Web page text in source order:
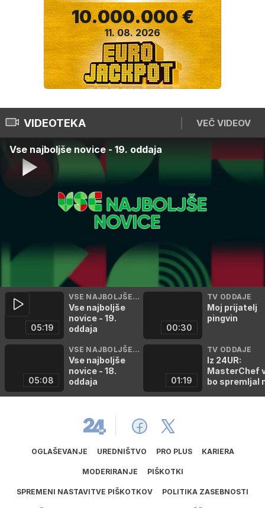
10.000.000 €
11. 08. 2026
VIDEOTEKA VEČ VIDEOV
Vse najboljše novice - 19. oddaja
05:19
VSE NAJBOLJŠE N
OVICE
Vse najboljše
novice - 19.
oddaja
05:08
VSE NAJBOLJŠE N
OVICE
Vse najboljše
novice - 18.
oddaja
00:30
TV ODDAJE
Moj prijatelj
pingvin
01:19
TV ODDAJE
Iz 24UR:
MasterChef
bo spremljal
OGLAŠEVANJE UREDNIŠTVO PRO PLUS KARIERA
MODERIRANJE PIŠKOTKI
SPREMENI NASTAVITVE PIŠKOTKOV POLITIKA ZASEBNOSTI